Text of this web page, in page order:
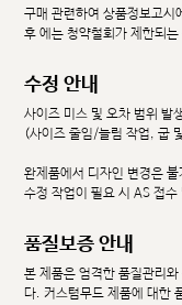
구매 관련하여 상품정보고시
후 에는 청약철회가 제한되
수정 안내
사이즈 미스 및 오차 범위 발
(사이즈 줄임/늘림 작업, 굽
완제품에서 디자인 변경은 불
수정 작업이 필요 시 AS 접
품질보증 안내
본 제품은 엄격한 품질관리
다. 커스텀무드 제품에 대한